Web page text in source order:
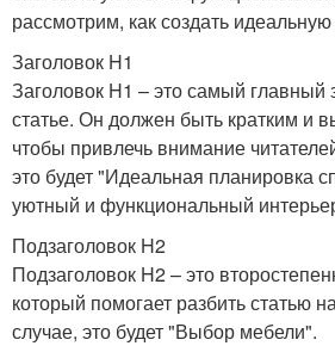
рассмотрим, как создать
Заголовок H1
Заголовок H1 – это самый главный
статье. Он должен быть кратким и
чтобы привлечь внимание
это будет "Идеальная планировка
уютный и функциональный
Подзаголовок H2
Подзаголовок H2 – это
который помогает разбить статью
случае, это будет "Выбор мебели".